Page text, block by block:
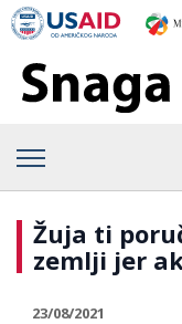
Žuja ti
zemlji jer
23/08/2021